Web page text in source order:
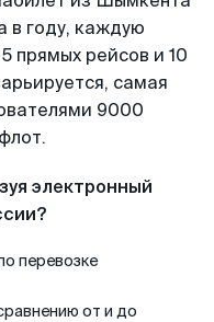
в году, каждую
прямых рейсов и 10
самая
9000
электронный
перевозке
от и до